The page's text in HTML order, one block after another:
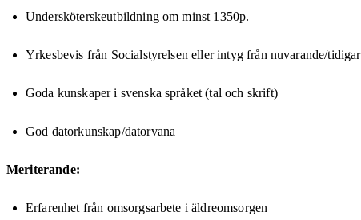
Undersköterskeutbildning om minst 1350p.
Yrkesbevis från Socialstyrelsen eller intyg från nuvarande/
Goda kunskaper i svenska språket (tal och skrift)
God datorkunskap/datorvana
Meriterande:
Erfarenhet från omsorgsarbete i äldreomsorgen